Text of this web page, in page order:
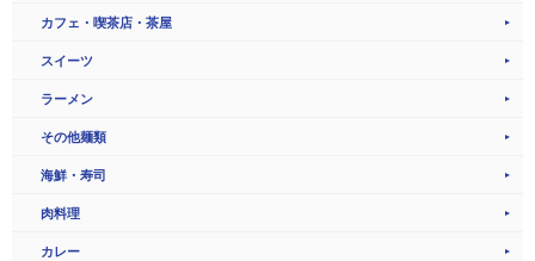
カフェ・喫茶店・茶屋
スイーツ
ラーメン
その他麺類
海鮮・寿司
肉料理
カレー